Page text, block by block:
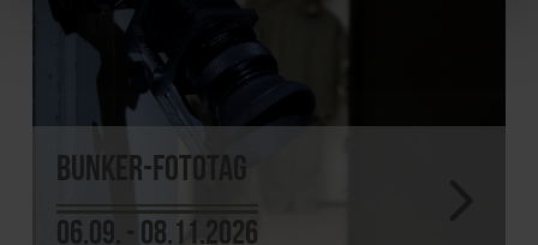
Bunker-Fototag
06.09. - 08.11.2026